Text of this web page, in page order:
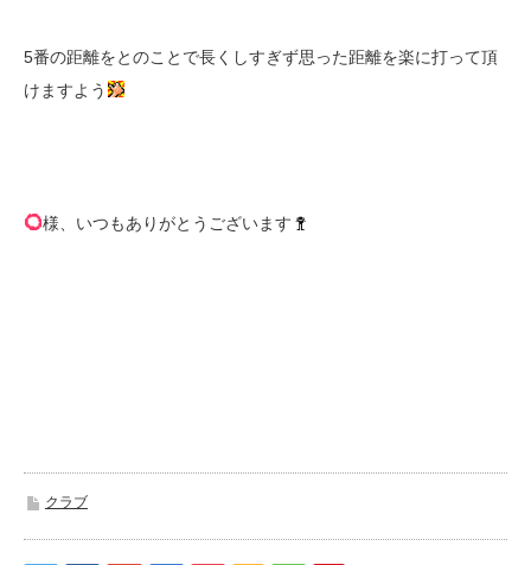
5番の距離をとのことで長くしすぎず思った距離を楽に打って頂
けますよう
様、いつもありがとうございます
クラブ